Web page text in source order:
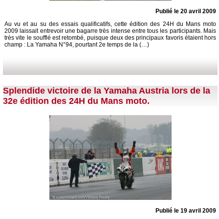
Publié le 20 avril 2009
Au vu et au su des essais qualificatifs, cette édition des 24H du Mans moto
2009 laissait entrevoir une bagarre très intense entre tous les participants. Mais
très vite le soufflé est retombé, puisque deux des principaux favoris étaient hors
champ : La Yamaha N°94, pourtant 2e temps de la (…)
Splendide victoire de la Yamaha Austria lors de la
32e édition des 24H du Mans moto.
Publié le 19 avril 2009